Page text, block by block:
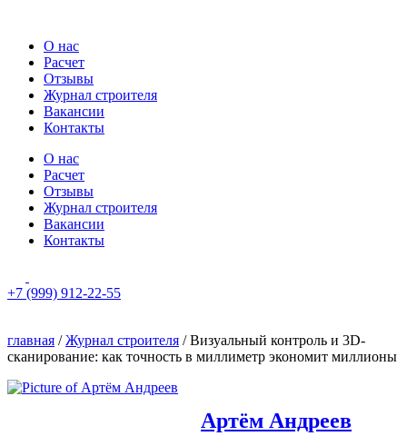
содержимому
О нас
Расчет
Отзывы
Журнал строителя
Вакансии
Контакты
О нас
Расчет
Отзывы
Журнал строителя
Вакансии
Контакты
+7 (999) 912-22-55
главная /Журнал строителя /Визуальный контроль и 3D-
сканирование: как точность в миллиметр экономит миллионы
Артём Андреев